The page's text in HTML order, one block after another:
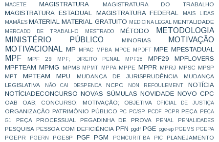
MACETE MAGISTRATURA MAGISTRATURA DO TRABALHO
MAGISTRATURA ESTADUAL MAGISTRATURA FEDERAL
MAIS LIDAS
MAMÃES MATERIAL MATERIAL GRATUITO MEDICINA LEGAL MENTALIDADE
MERCADO DE TRABALHO MESTRADO MÉTODO
METODOLOGIA
MINISTÉRIO PÚBLICO
MINORIAS
MOTIVAÇÃO
MOTIVACIONAL
MP MPAC MPBA MPCE MPDFT MPE MPESTADUAL
MPF MPF 29 MPF; DIREITO PENAL MPF28 MPF29
MPFLOVERS
MPFTEAM MPMG MPMS MPMT MPPA MPPE MPPR MPRJ MPSC MPSP
MPT
MPTEAM MPU MUDANÇA DE JURISPRUDÊNCIA
MUDANÇA
LEGISLATIVA
NÃO CAI DESPENCA NCPC NON REFOULEMENT
NOTÍCIA
NOTÍCIADECONCURSO NOVAS SÚMULAS NOVIDADE NOVO CPC
OAB OAB; CONCURSO; MOTIVAÇÃO; OBJETIVA OFICIAL DE JUSTIÇA
ORGANIZAÇÃO PATRIMÔNIO PÚBLICO PC PC/SP PCDF PCPR PEÇA
PEÇA
G1
PEÇA PROCESSUAL PEGADINHA DE PROVA PENAL PENALIDADES
PESQUISA PESSOA COM DEFICIÊNCIA PFN pgdf PGE pge-sp PGEMS PGEPA
PGEPR PGERN PGESP PGF PGM PGMCURITIBA PIC PLANEJAMENTO